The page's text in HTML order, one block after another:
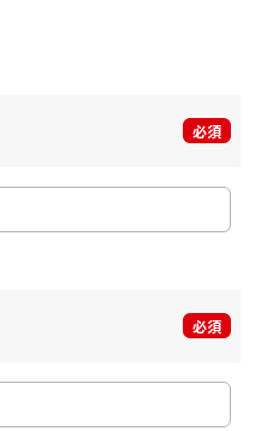
必須
必須